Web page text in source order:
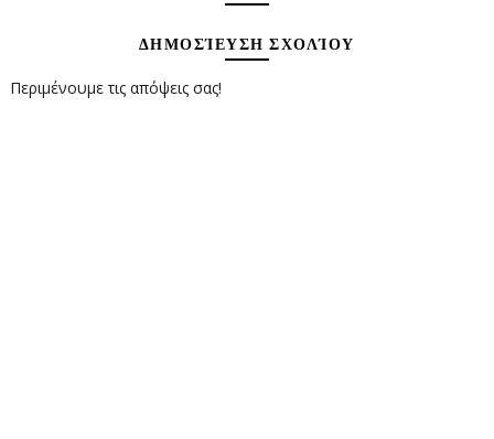
ΔΗΜΟΣΊΕΥΣΗ ΣΧΟΛΊΟΥ
Περιμένουμε τις απόψεις σας!